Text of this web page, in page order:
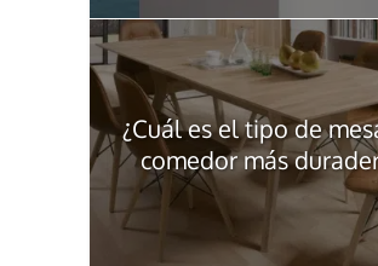
¿Cuál es el tipo de
comedor más